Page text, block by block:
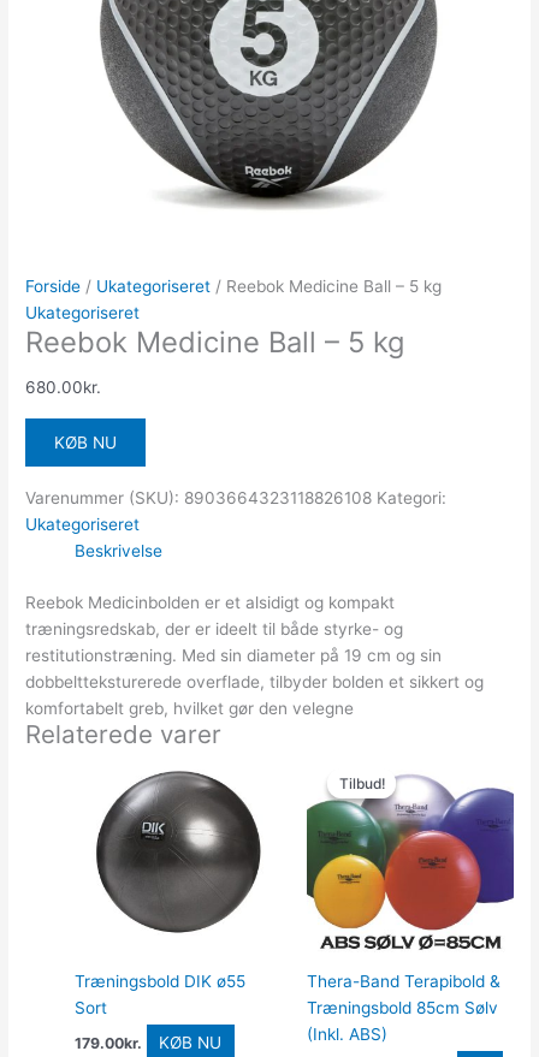
Forside / Ukategoriseret / Reebok Medicine Ball – 5 kg
Ukategoriseret
Reebok Medicine Ball – 5 kg
680.00kr.
KØB NU
Varenummer (SKU): 8903664323118826108 Kategori:
Ukategoriseret
Beskrivelse
Reebok Medicinbolden er et alsidigt og kompakt
træningsredskab, der er ideelt til både styrke- og
restitutionstræning. Med sin diameter på 19 cm og sin
dobbeltteksturerede overflade, tilbyder bolden et sikkert og
komfortabelt greb, hvilket gør den velegne
Relaterede varer
Træningsbold DIK ø55
Sort
179.00kr. KØB NU
Tilbud!
Tilbud!
Thera-Band Terapibold &
Træningsbold 85cm Sølv
(Inkl. ABS)
oprindelige
pris
var:
549.00kr..
pris
er:
509.00kr..